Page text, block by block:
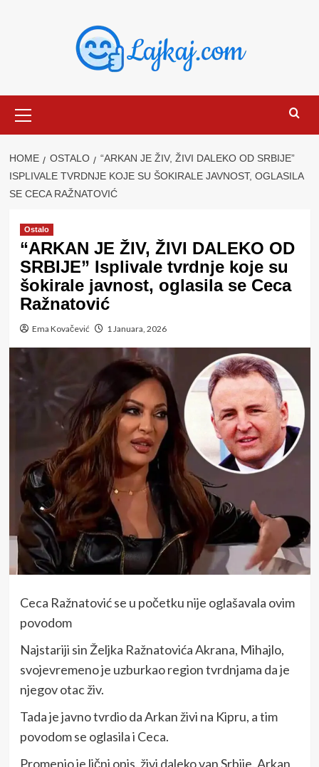
Menu
HOME OSTALO
“ARKAN JE ŽIV, ŽIVI DALEKO OD SRBIJE”
ISPLIVALE TVRDNJE KOJE SU ŠOKIRALE JAVNOST, OGLASILA
SE CECA RAŽNATOVIĆ
Ostalo
“ARKAN JE ŽIV, ŽIVI DALEKO OD
SRBIJE” Isplivale tvrdnje koje su
šokirale javnost, oglasila se Ceca
Ražnatović
Ema Kovačević 1 Januara, 2026
Ceca Ražnatović se u početku nije oglašavala ovim
povodom
Najstariji sin Željka Ražnatovića Akrana, Mihajlo,
svojevremeno je uzburkao region tvrdnjama da je
njegov otac živ.
Tada je javno tvrdio da Arkan živi na Kipru, a tim
povodom se oglasila i Ceca.
Promenio je lični opis, živi daleko van Srbije, Arkan